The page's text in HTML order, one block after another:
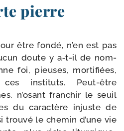
pierre
être fon­dé, n’en est pas
doute y a‑t-​il de nom­
foi, pieuses, mor­ti­fiées,
ces ins­ti­tuts. Peut-​être
n’o­sant fran­chir le seuil
du carac­tère injuste de
trou­vé le che­min d’une vie